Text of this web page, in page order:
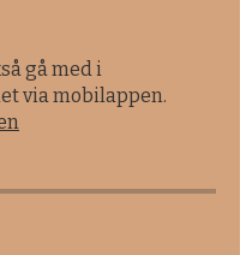
gå med i
via mobilappen.